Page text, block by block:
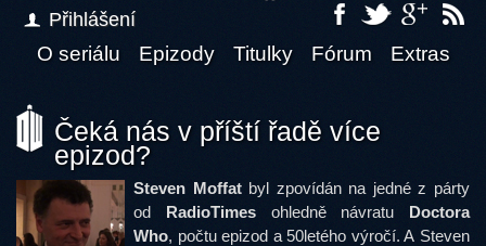
Přihlášení
O seriálu Epizody Titulky Fórum Extras
Čeká nás v příští řadě více
epizod?
Steven Moffatbyl zpovídán na jedné z párty
od RadioTimesohledně návratu Doctora
Who, počtu epizod a 50letého výročí. A Steven